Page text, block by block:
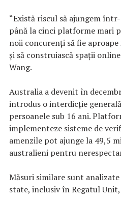
“Există riscul să ajungem
până la cinci platforme mari
noii concurenţi să fie
şi să construiască spaţii
Wang.
Australia a devenit în
introdus o interdicţie
persoanele sub 16 ani.
implementeze sisteme de
amenzile pot ajunge la 49,5
australieni pentru
Măsuri similare sunt
state, inclusiv în Regatul